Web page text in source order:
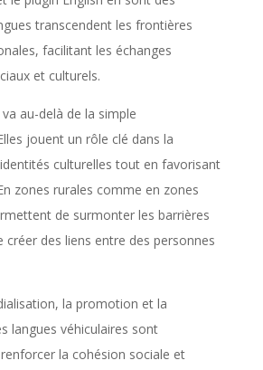
transcendent les frontières
facilitant les échanges
et culturels.
au-delà de la simple
jouent un rôle clé dans la
culturelles tout en favorisant
zones rurales comme en zones
de surmonter les barrières
créer des liens entre des personnes
la promotion et la
langues véhiculaires sont
la cohésion sociale et